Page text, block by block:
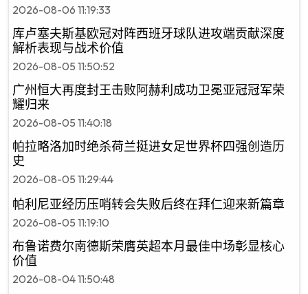
2026-08-06 11:19:33
库卢塞夫斯基欧冠对阵西班牙球队进攻端贡献深度
解析表现与战术价值
2026-08-05 11:50:52
广州恒大再度封王击败阿赫利成功卫冕亚冠冠军荣
耀归来
2026-08-05 11:40:18
帕拉略洛加时绝杀荷兰挺进女足世界杯四强创造历
史
2026-08-05 11:29:44
帕利尼亚经历压哨转会失败后终在拜仁迎来新篇章
2026-08-05 11:19:10
布鲁诺费尔南德斯荣膺英超本月最佳中场彰显核心
价值
2026-08-04 11:50:48